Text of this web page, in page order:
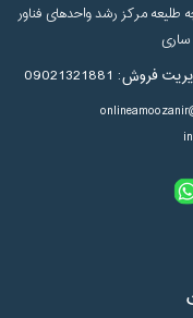
طلیعه مرکز رشد واحدهای فناور
ساری
فروش: 09021321881